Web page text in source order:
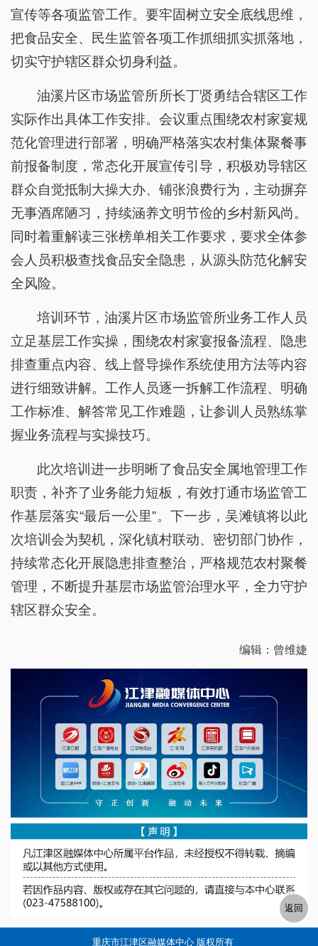
宣传等各项监管工作。要牢固树立安全底线思维，
把食品安全、民生监管各项工作抓细抓实抓落地，
切实守护辖区群众切身利益。
油溪片区市场监管所所长丁贤勇结合辖区工作
实际作出具体工作安排。会议重点围绕农村家宴规
范化管理进行部署，明确严格落实农村集体聚餐事
前报备制度，常态化开展宣传引导，积极劝导辖区
群众自觉抵制大操大办、铺张浪费行为，主动摒弃
无事酒席陋习，持续涵养文明节俭的乡村新风尚。
同时着重解读三张榜单相关工作要求，要求全体参
会人员积极查找食品安全隐患，从源头防范化解安
全风险。
培训环节，油溪片区市场监管所业务工作人员
立足基层工作实操，围绕农村家宴报备流程、隐患
排查重点内容、线上督导操作系统使用方法等内容
进行细致讲解。工作人员逐一拆解工作流程、明确
工作标准、解答常见工作难题，让参训人员熟练掌
握业务流程与实操技巧。
此次培训进一步明晰了食品安全属地管理工作
职责，补齐了业务能力短板，有效打通市场监管工
作基层落实“最后一公里”。下一步，吴滩镇将以此
次培训会为契机，深化镇村联动、密切部门协作，
持续常态化开展隐患排查整治，严格规范农村聚餐
管理，不断提升基层市场监管治理水平，全力守护
辖区群众安全。
编辑：曾维婕
重庆市江津区融媒体中心 版权所有